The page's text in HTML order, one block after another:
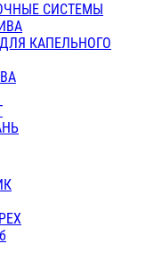
СИСТЕМЫ
КАПЕЛЬНОГО